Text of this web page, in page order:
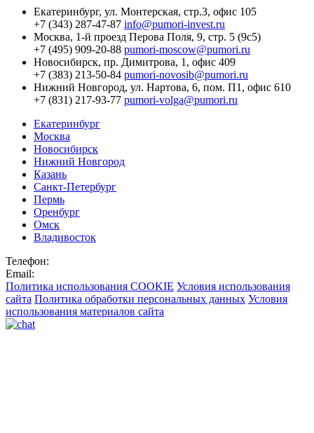
Екатеринбург, ул. Монтерская, стр.3, офис 105
+7 (343) 287-47-87 info@pumori-invest.ru
Москва, 1-й проезд Перова Поля, 9, стр. 5 (9с5)
+7 (495) 909-20-88 pumori-moscow@pumori.ru
Новосибирск, пр. Димитрова, 1, офис 409
+7 (383) 213-50-84 pumori-novosib@pumori.ru
Нижний Новгород, ул. Нартова, 6, пом. П1, офис 610
+7 (831) 217-93-77 pumori-volga@pumori.ru
Екатеринбург
Москва
Новосибирск
Нижний Новгород
Казань
Санкт-Петербург
Пермь
Оренбург
Омск
Владивосток
Телефон:
Email:
Политика использования COOKIE Условия использования
сайта Политика обработки персональных данных Условия
использования материалов сайта